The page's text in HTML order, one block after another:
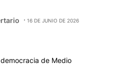
Libertario.
16 DE JUNIO DE 2026
de Medio